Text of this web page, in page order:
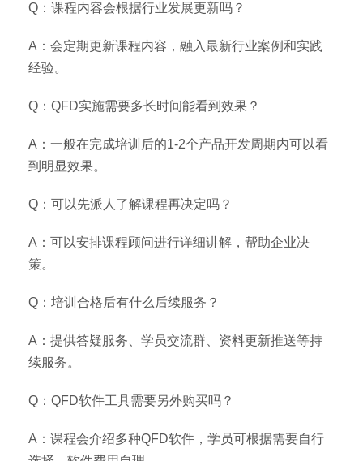
Q：课程内容会根据行业发展更新吗？
A：会定期更新课程内容，融入最新行业案例和实践
经验。
Q：QFD实施需要多长时间能看到效果？
A：一般在完成培训后的1-2个产品开发周期内可以看
到明显效果。
Q：可以先派人了解课程再决定吗？
A：可以安排课程顾问进行详细讲解，帮助企业决
策。
Q：培训合格后有什么后续服务？
A：提供答疑服务、学员交流群、资料更新推送等持
续服务。
Q：QFD软件工具需要另外购买吗？
A：课程会介绍多种QFD软件，学员可根据需要自行